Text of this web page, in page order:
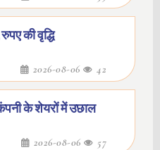
की वृद्धि
2026-08-06 42
कंपनी के शेयरों में उछाल
2026-08-06 57